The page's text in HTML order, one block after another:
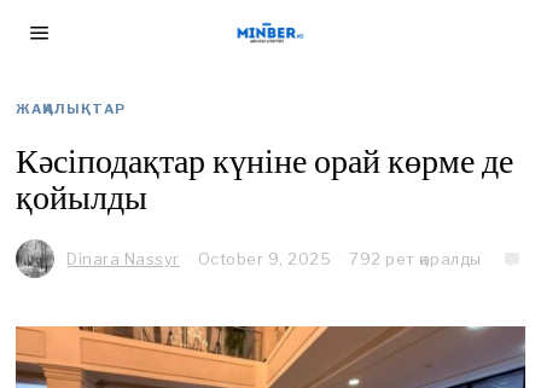
ЖАҢАЛЫҚТАР
Кәсіподақтар күніне орай көрме де
қойылды
Dinara Nassyr October 9, 2025 792 рет қаралды